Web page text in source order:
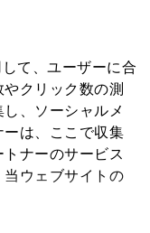
て、ユーザーに合
クリック数の測
、ソーシャルメ
は、ここで収集
ナーのサービス
ウェブサイトの